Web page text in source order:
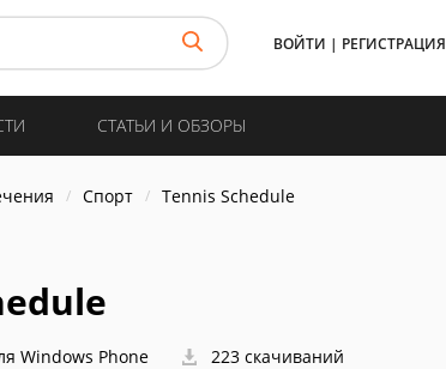
ВОЙТИ | РЕГИСТРАЦИЯ
СТАТЬИ И ОБЗОРЫ
Спорт Tennis Schedule
Windows Phone 223 скачиваний